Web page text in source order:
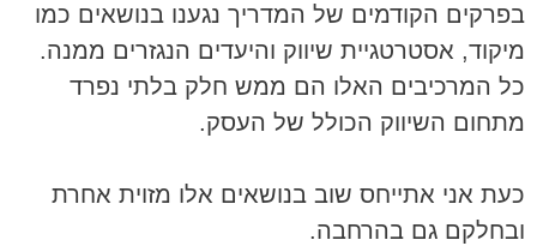
בפרקים הקודמים של המדריך נגענו בנושאים כמו
מיקוד, אסטרטגיית שיווק והיעדים הנגזרים ממנה.
כל המרכיבים האלו הם ממש חלק בלתי נפרד
מתחום השיווק הכולל של העסק.
כעת אני אתייחס שוב בנושאים אלו מזוית אחרת
ובחלקם גם בהרחבה.